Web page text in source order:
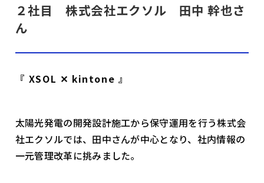
２社目 株式会社エクソル 田中 幹也さ
ん
『 XSOL ✕ kintone 』
太陽光発電の開発設計施工から保守運用を行う株式会
社エクソルでは、田中さんが中心となり、社内情報の
一元管理改革に挑みました。